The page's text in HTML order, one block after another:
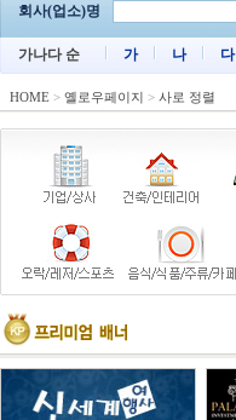
회사(업소)명
가나다 순 가 나 다
HOME > 옐로우페이지 > 사로 정렬